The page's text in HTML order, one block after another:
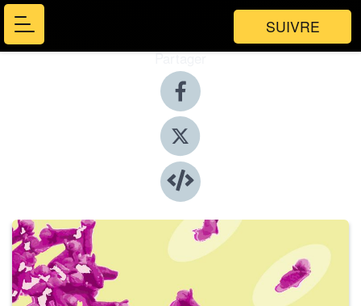
SUIVRE
Partager